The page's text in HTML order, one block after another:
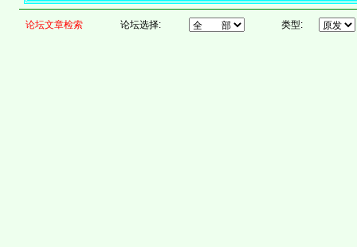
论坛文章检索 论坛选择: 类型: